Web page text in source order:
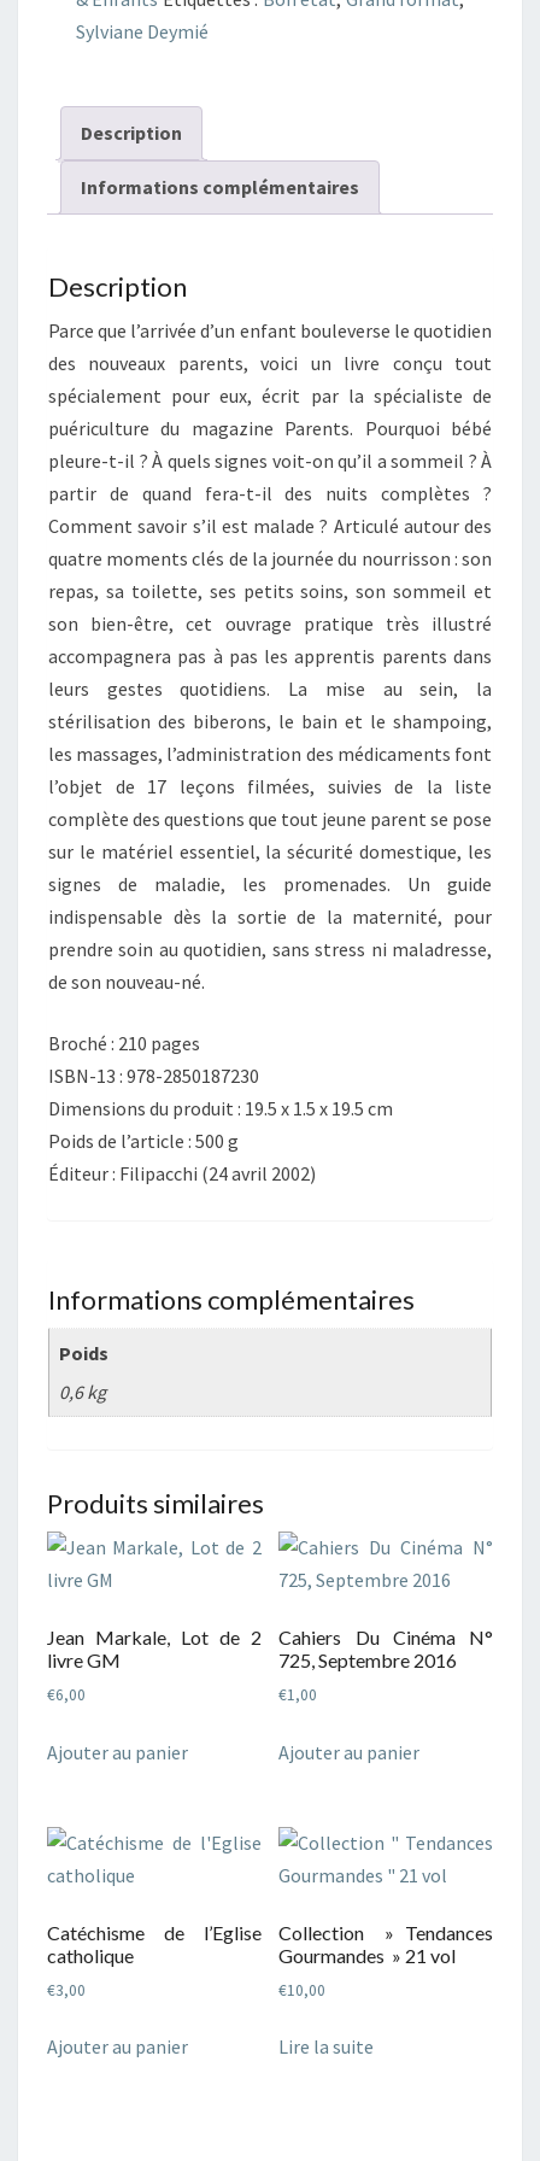
l'usage
nouveaux
parents
Sylviane Deymié
Description
Informations complémentaires
Description
Parce que l’arrivée d’un enfant bouleverse le quotidien
des nouveaux parents, voici un livre conçu tout
spécialement pour eux, écrit par la spécialiste de
puériculture du magazine Parents. Pourquoi bébé
pleure-t-il ? À quels signes voit-on qu’il a sommeil ? À
partir de quand fera-t-il des nuits complètes ?
Comment savoir s’il est malade ? Articulé autour des
quatre moments clés de la journée du nourrisson : son
repas, sa toilette, ses petits soins, son sommeil et
son bien-être, cet ouvrage pratique très illustré
accompagnera pas à pas les apprentis parents dans
leurs gestes quotidiens. La mise au sein, la
stérilisation des biberons, le bain et le shampoing,
les massages, l’administration des médicaments font
l’objet de 17 leçons filmées, suivies de la liste
complète des questions que tout jeune parent se pose
sur le matériel essentiel, la sécurité domestique, les
signes de maladie, les promenades. Un guide
indispensable dès la sortie de la maternité, pour
prendre soin au quotidien, sans stress ni maladresse,
de son nouveau-né.
Broché : 210 pages
ISBN-13 : 978-2850187230
Dimensions du produit : 19.5 x 1.5 x 19.5 cm
Poids de l’article : 500 g
Éditeur : Filipacchi (24 avril 2002)
Informations complémentaires
Poids
0,6 kg
Produits similaires
Jean Markale, Lot de 2
livre GM
€6,00
Ajouter au panier
Cahiers Du Cinéma N°
725, Septembre 2016
€1,00
Ajouter au panier
Catéchisme de l’Eglise
catholique
€3,00
Ajouter au panier
Collection » Tendances
Gourmandes » 21 vol
€10,00
Lire la suite